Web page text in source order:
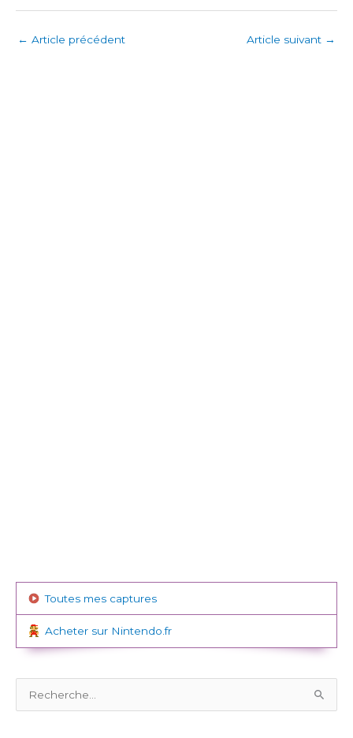
← Article précédent Article suivant →
Toutes mes captures
Acheter sur Nintendo.fr
e